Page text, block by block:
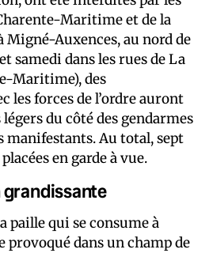
Maritime et de la
Migné-Auxences, au nord de
samedi dans les rues de La
Maritime), des
les forces de l’ordre auront
du côté des gendarmes
manifestants. Au total, sept
en garde à vue.
grandissante
paille qui se consume à
provoqué dans un champ de